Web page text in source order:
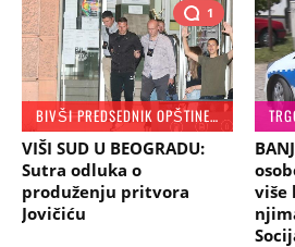
1
BIVŠI PREDSEDNIK OPŠTINE PALILULA
VIŠI SUD U BEOGRADU:
Sutra odluka o
produženju pritvora
Jovičiću
više